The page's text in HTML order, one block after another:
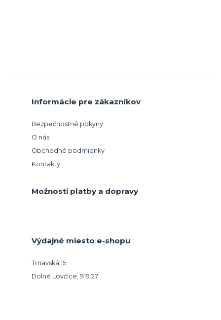
Informácie pre zákazníkov
Bezpečnostné pokyny
O nás
Obchodné podmienky
Kontakty
Možnosti platby a dopravy
Výdajné miesto e-shopu
Trnavská 15
Dolné Lovčice, 919 27